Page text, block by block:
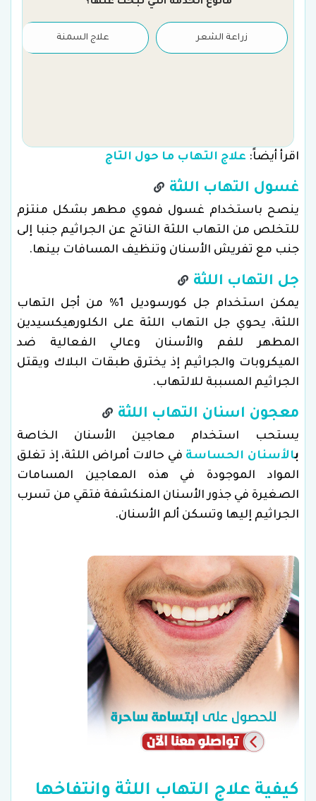
مانوع الخدمة التي تبحث عنها؟
زراعة الشعر علاج السمنة
اقرأ أيضاً: علاج التهاب ما حول التاج
غسول التهاب اللثة
ينصح باستخدام غسول فموي مطهر بشكل منتزم
للتخلص من التهاب اللثة الناتج عن الجراثيم جنبا إلى
جنب مع تفريش الأسنان وتنظيف المسافات بينها.
جل التهاب اللثة
يمكن استخدام جل كورسوديل 1% من أجل التهاب
اللثة، يحوي جل التهاب اللثة على الكلورهيكسيدين
المطهر للفم والأسنان وعالي الفعالية ضد
الميكروبات والجراثيم إذ يخترق طبقات البلاك ويقتل
الجراثيم المسببة للالتهاب.
معجون اسنان التهاب اللثة
يستحب استخدام معاجين الأسنان الخاصة
بالأسنان الحساسة في حالات أمراض اللثة، إذ تغلق
المواد الموجودة في هذه المعاجين المسامات
الصغيرة في جذور الأسنان المنكشفة فتقي من تسرب
الجراثيم إليها وتسكن ألم الأسنان.
كيفية علاج التهاب اللثة وانتفاخها